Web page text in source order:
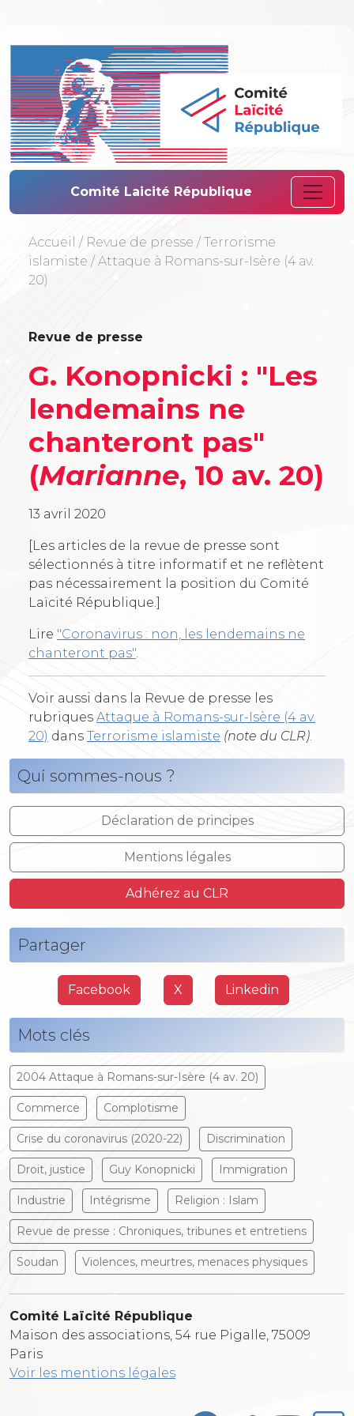
Comité Laïcité
Comité Laicité République
Accueil / Revue de presse / Terrorisme
islamiste / Attaque à Romans-sur-Isère (4 av.
20)
Revue de presse
G. Konopnicki : "Les
lendemains ne
chanteront pas"
(Marianne, 10 av. 20)
13 avril 2020
[Les articles de la revue de presse sont
sélectionnés à titre informatif et ne reflètent
pas nécessairement la position du Comité
Laïcité République.]
Lire "Coronavirus : non, les lendemains ne
chanteront pas"
Voir aussi dans la Revue de presse les
rubriques Attaque à Romans-sur-Isère (4 av.
20) dans Terrorisme islamiste (note du CLR)
Qui sommes-nous ?
Déclaration de principes
Mentions légales
Adhérez au CLR
Partager
Facebook X Linkedin
Mots clés
2004 Attaque à Romans-sur-Isère (4 av. 20)
Commerce Complotisme
Crise du coronavirus (2020-22) Discrimination
Droit, justice Guy Konopnicki Immigration
Industrie Intégrisme Religion : Islam
Revue de presse : Chroniques, tribunes et entretiens
Soudan Violences, meurtres, menaces physiques
Comité Laïcité République
Maison des associations, 54 rue Pigalle, 75009
Paris
Voir les mentions légales